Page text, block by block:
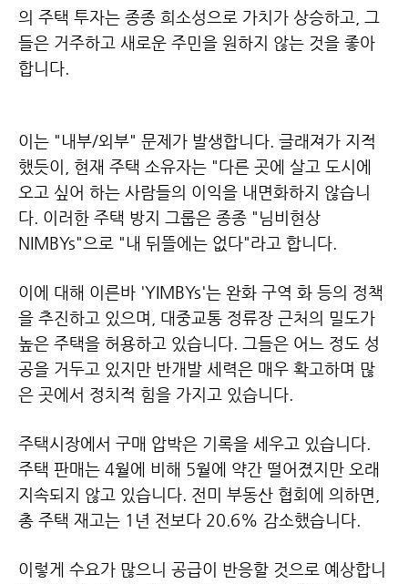
의 주택 투자는 종종 희소성으로 가치가 상승하고, 그
들은 거주하고 새로운 주민을 원하지 않는 것을 좋아
합니다.
이는 "내부/외부" 문제가 발생합니다. 글래져가 지적
했듯이, 현재 주택 소유자는 "다른 곳에 살고 도시에
오고 싶어 하는 사람들의 이익을 내면화하지 않습니
다. 이러한 주택 방지 그룹은 종종 "님비현상
NIMBYs"으로 "내 뒤뜰에는 없다"라고 합니다.
이에 대해 이른바 'YIMBYs'는 완화 구역 화 등의 정책
을 추진하고 있으며, 대중교통 정류장 근처의 밀도가
높은 주택을 허용하고 있습니다. 그들은 어느 정도 성
공을 거두고 있지만 반개발 세력은 매우 확고하며 많
은 곳에서 정치적 힘을 가지고 있습니다.
주택시장에서 구매 압박은 기록을 세우고 있습니다.
주택 판매는 4월에 비해 5월에 약간 떨어졌지만 오래
지속되지 않고 있습니다. 전미 부동산 협회에 의하면,
총 주택 재고는 1년 전보다 20.6% 감소했습니다.
이렇게 수요가 많으니 공급이 반응할 것으로 예상합니